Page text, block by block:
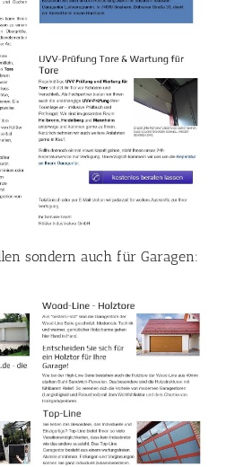
sondern auch für Garagen: